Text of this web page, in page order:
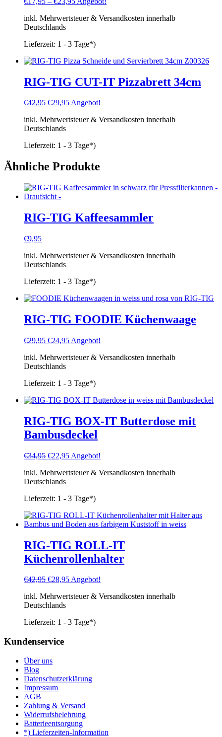
inkl. Mehrwertsteuer & Versandkosten innerhalb
Deutschlands
Lieferzeit: 1 - 3 Tage*)
RIG-TIG CUT-IT Pizzabrett 34cm
€42,95 Ursprünglicher
war:
€42,95
€29,95Aktueller
ist:
Angebot!
inkl. Mehrwertsteuer & Versandkosten innerhalb
Deutschlands
Lieferzeit: 1 - 3 Tage*)
Ähnliche Produkte
RIG-TIG Kaffeesammler
€9,95
inkl. Mehrwertsteuer & Versandkosten innerhalb
Deutschlands
Lieferzeit: 1 - 3 Tage*)
RIG-TIG FOODIE Küchenwaage
€29,95 Ursprünglicher
war:
€29,95
€24,95Aktueller
ist:
Angebot!
inkl. Mehrwertsteuer & Versandkosten innerhalb
Deutschlands
Lieferzeit: 1 - 3 Tage*)
RIG-TIG BOX-IT Butterdose mit
Bambusdeckel
€34,95 Ursprünglicher
war:
€34,95
€22,95Aktueller
ist:
Angebot!
inkl. Mehrwertsteuer & Versandkosten innerhalb
Deutschlands
Lieferzeit: 1 - 3 Tage*)
RIG-TIG ROLL-IT
Küchenrollenhalter
€42,95 Ursprünglicher
war:
€42,95
€28,95Aktueller
ist:
Angebot!
inkl. Mehrwertsteuer & Versandkosten innerhalb
Deutschlands
Lieferzeit: 1 - 3 Tage*)
Kundenservice
Über uns
Blog
Datenschutzerklärung
Impressum
AGB
Zahlung & Versand
Widerrufsbelehrung
Batterieentsorgung
*) Lieferzeiten-Information